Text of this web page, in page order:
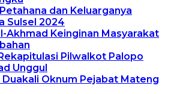
dan Keluarganya
Sulsel 2024
Akhmad Keinginan Masyarakat
Pilwalkot Palopo
Unggul
Oknum Pejabat Mateng